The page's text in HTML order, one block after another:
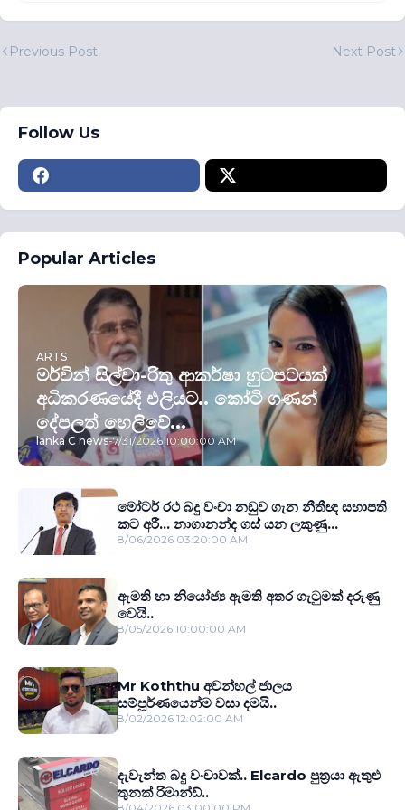
Previous Post Next Post
Follow Us
Popular Articles
ARTS
මර්වින් සිල්වා-රිතු ආකර්ෂා හුටපටයක්
අධිකරණයේදී එලියට.. කෝටි ගණන්
දේපලත් හෙලිවේ...
lanka C news-7/31/2026 10:00:00 AM
මෝටර් රථ බදු වංචා නඩුව ගැන නීතීඥ සභාපති
කට අරී... නාගානන්ද ගස් යන ලකුණු...
8/06/2026 03:20:00 AM
ඇමති හා නියෝජ්‍ය ඇමති අතර ගැටුමක් දරුණු
වෙයි..
8/05/2026 10:00:00 AM
Mr Koththu අවන්හල් ජාලය
සම්පූර්ණයෙන්ම වසා දමයි..
8/02/2026 12:02:00 AM
දැවැන්ත බදු වංචාවක්.. Elcardo පුත‍්‍රයා ඇතුළු
තුනක් රිමාන්ඩ්..